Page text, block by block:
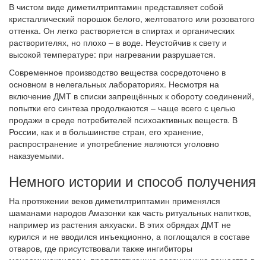
В чистом виде диметилтриптамин представляет собой
кристаллический порошок белого, желтоватого или розоватого
оттенка. Он легко растворяется в спиртах и органических
растворителях, но плохо – в воде. Неустойчив к свету и
высокой температуре: при нагревании разрушается.
Современное производство вещества сосредоточено в
основном в нелегальных лабораториях. Несмотря на
включение ДМТ в списки запрещённых к обороту соединений,
попытки его синтеза продолжаются – чаще всего с целью
продажи в среде потребителей психоактивных веществ. В
России, как и в большинстве стран, его хранение,
распространение и употребление являются уголовно
наказуемыми.
Немного истории и способ получения
На протяжении веков диметилтриптамин применялся
шаманами народов Амазонки как часть ритуальных напитков,
например из растения аяхуаски. В этих обрядах ДМТ не
курился и не вводился инъекционно, а поглощался в составе
отваров, где присутствовали также ингибиторы